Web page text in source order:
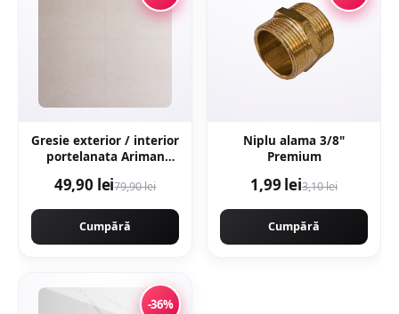
Gresie exterior / interior
portelanata Ariman
rectificata aspect
49,90 lei79,90 lei
Cumpără
Niplu alama 3/8"
Premium
1,99 lei3,10 lei
Cumpără
-36%